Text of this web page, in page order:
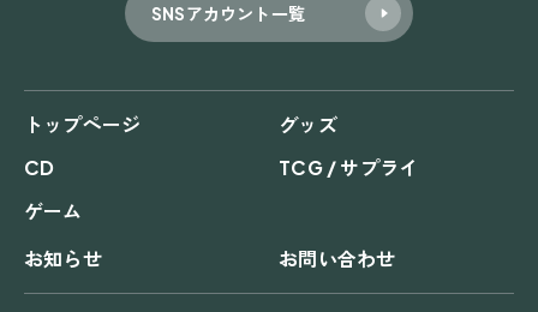
SNSアカウント一覧
トップページ
グッズ
CD
TCG / サプライ
ゲーム
お知らせ
お問い合わせ